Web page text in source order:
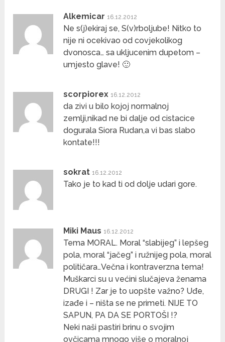
Alkemicar 16.12.2012
Ne s(j)ekiraj se, S(v)rboljube! Nitko to
nije ni ocekivao od covjekolikog
dvonosca… sa ukljucenim dupetom –
umjesto glave! 🙂
scorpiorex 16.12.2012
da zivi u bilo kojoj normalnoj
zemlji,nikad ne bi dalje od cistacice
dogurala Siora Rudan,a vi bas slabo
kontate!!!
sokrat 16.12.2012
Tako je to kad ti od dolje udari gore.
Miki Maus 16.12.2012
Tema MORAL. Moral “slabijeg” i lepšeg
pola, moral “jačeg” i ružnijeg pola, moral
političara…Večna i kontraverzna tema!
Muškarci su u većini slučajeva ženama
DRUGI ! Zar je to uopšte važno? Uđe,
izađe i – ništa se ne primeti. NIJE TO
SAPUN, PA DA SE PORTOŠI !?
Neki naši pastiri brinu o svojim
ovčicama mnogo više o moralnoj